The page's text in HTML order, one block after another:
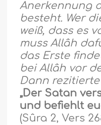
Anerkennung
besteht. Wer
weiß, dass es
muss Allâh
das Erste
bei Allâh vor
Dann
„Der Satan
und befiehlt
(Sûra 2, Vers